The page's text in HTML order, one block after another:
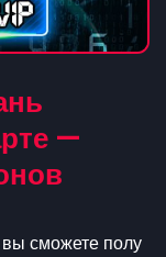
—
сможете полу